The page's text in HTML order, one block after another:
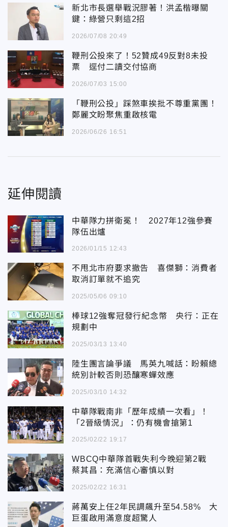
新北市長選舉戰況膠著！洪孟楷曝關
鍵：綠營只剩這2招
2026/07/08 20:49
鞭刑公投來了！52贊成49反對8未投
票 逕付二讀交付協商
2026/07/03 15:00
「鞭刑公投」踩煞車挨批不尊重黨團！
鄭麗文盼聚焦重啟核電
2026/06/26 16:51
延伸閱讀
中華隊力拼衛冕！ 2027年12強參賽
隊伍出爐
2026/01/15 12:43
不甩北市府要求撤告 喜傑獅：消費者
取消訂單就不追究
2025/05/06 09:10
棒球12強奪冠發行紀念幣 央行：正在
規劃中
2025/03/13 13:40
陸生團言論爭議 馬英九喊話：盼賴總
統別計較否則恐釀寒蟬效應
2025/03/10 14:32
中華隊戰南非「歷年成績一次看」！
「2晉級情況」：仍有機會搶第1
2025/02/22 19:17
WBCQ中華隊首戰失利今晚迎第2戰
蔡其昌：充滿信心審慎以對
2025/02/22 16:31
蔣萬安上任2年民調飆升至54.58% 大
巨蛋啟用滿意度超驚人